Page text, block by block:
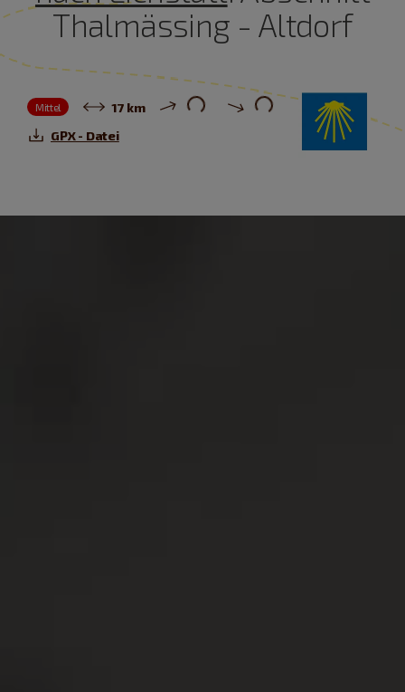
Thalmässing - Altdorf
Mittel
17 km
GPX - Datei